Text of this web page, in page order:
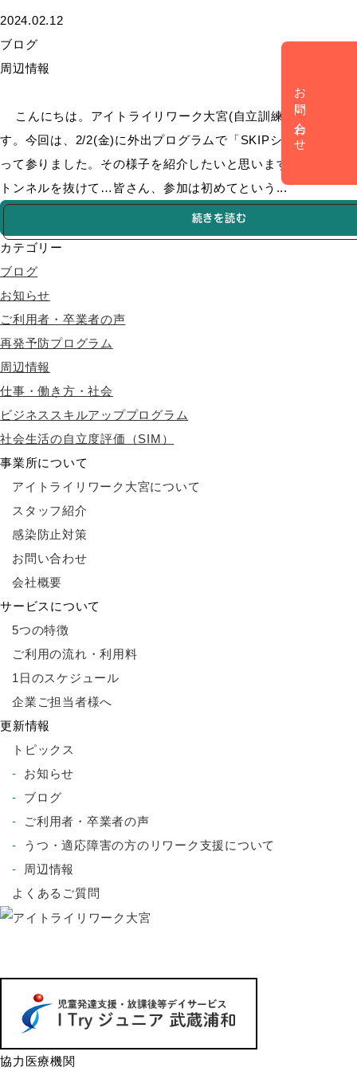
2024.02.12
ブログ
周辺情報
こんにちは。アイトライリワーク大宮(自立訓練事業所)で
す。今回は、2/2(金)に外出プログラムで「SKIPシティ」へ行
って参りました。その様子を紹介したいと思います！ 異空間な
トンネルを抜けて…皆さん、参加は初めてという...
続きを読む
カテゴリー
ブログ
お知らせ
ご利用者・卒業者の声
再発予防プログラム
周辺情報
仕事・働き方・社会
ビジネススキルアッププログラム
社会生活の自立度評価（SIM）
事業所について
アイトライリワーク大宮について
スタッフ紹介
感染防止対策
お問い合わせ
会社概要
サービスについて
5つの特徴
ご利用の流れ・利用料
1日のスケジュール
企業ご担当者様へ
更新情報
トピックス
お知らせ
ブログ
ご利用者・卒業者の声
うつ・適応障害の方のリワーク支援について
周辺情報
よくあるご質問
協力医療機関
お問い合わせ